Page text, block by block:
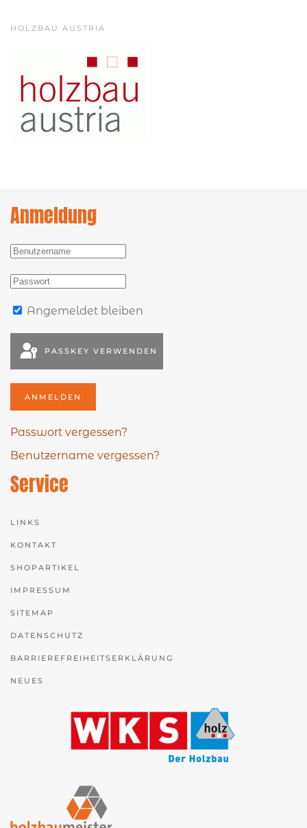
HOLZBAU AUSTRIA
Anmeldung
Angemeldet bleiben
PASSKEY VERWENDEN
ANMELDEN
Passwort vergessen?
Benutzername vergessen?
Service
LINKS
KONTAKT
SHOPARTIKEL
IMPRESSUM
SITEMAP
DATENSCHUTZ
BARRIEREFREIHEITSERKLÄRUNG
NEUES